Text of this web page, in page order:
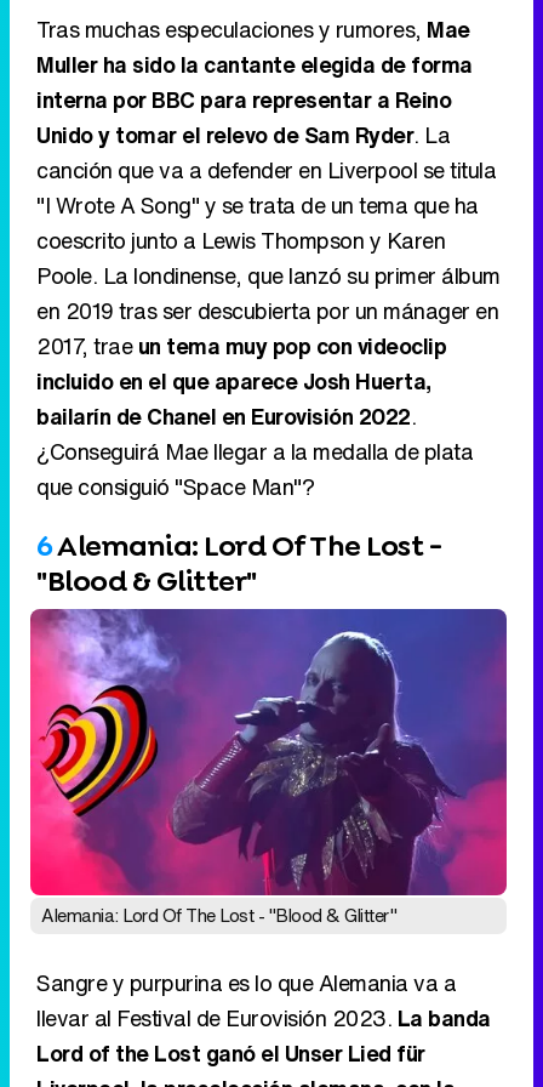
"I Wrote A Song" y se trata de un tema que ha
coescrito junto a Lewis Thompson y Karen
Poole. La londinense, que lanzó su primer álbum
en 2019 tras ser descubierta por un mánager en
2017, traeun tema muy pop con videoclip
incluido en el que aparece Josh Huerta,
bailarín de Chanel en Eurovisión 2022.
¿Conseguirá Mae llegar a la medalla de plata
que consiguió "Space Man"?
6Alemania: Lord Of The Lost -
"Blood & Glitter"
Alemania: Lord Of The Lost - "Blood & Glitter"
Sangre y purpurina es lo que Alemania va a
llevar al Festival de Eurovisión 2023.
La banda
Lord of the Lost ganó el Unser Lied für
Liverpool, la preselección alemana, con la
metal gótico. Sin embargo, a pesar de que el
grupo de rock arrasó en el público, el programa
sufrió la retirada de Frida Gold, una de las